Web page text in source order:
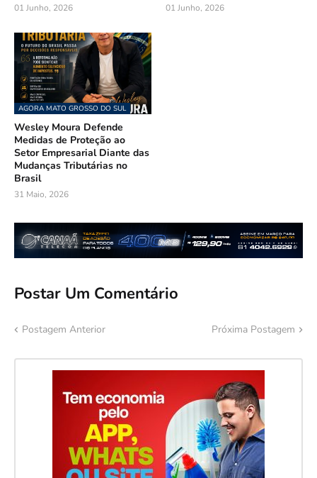
01 Junho, 2026 01 Junho, 2026
AGORA MATO GROSSO DO SUL
Wesley Moura Defende
Medidas de Proteção ao
Setor Empresarial Diante das
Mudanças Tributárias no
Brasil
31 Maio, 2026
Postar Um Comentário
Postagem Anterior Próxima Postagem